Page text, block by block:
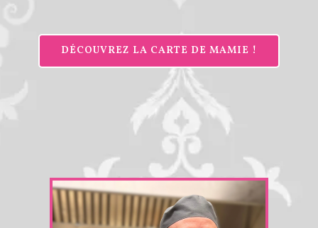
DÉCOUVREZ LA CARTE DE MAMIE !